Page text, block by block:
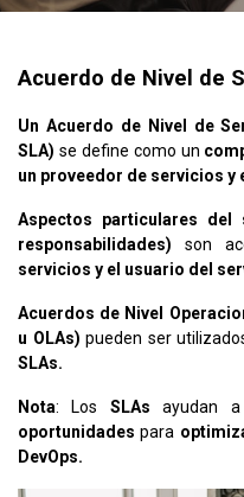
Acuerdo de Nivel de
Un Acuerdo de Nivel de
SLA) se define como un
un proveedor de servicios y
Aspectos particulares del
responsabilidades) son
servicios y el usuario del
Acuerdos de Nivel
u OLAs) pueden ser
SLAs.
Nota: Los SLAs ayudan a
oportunidades para
DevOps.